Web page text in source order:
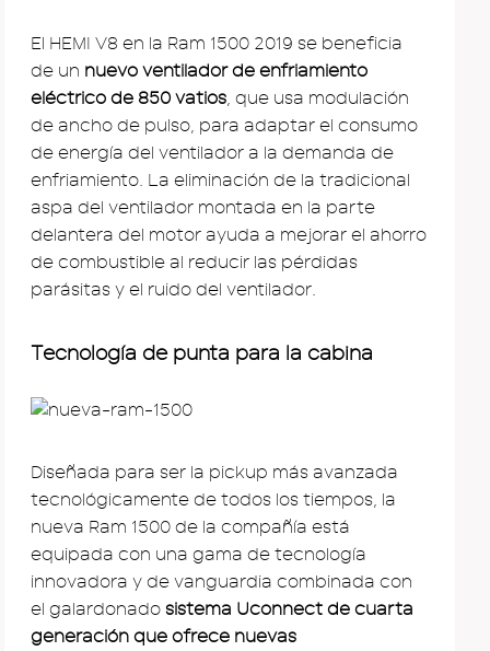
El HEMI V8 en la Ram 1500 2019 se beneficia
de un nuevo ventilador de enfriamiento
eléctrico de 850 vatios, que usa modulación
de ancho de pulso, para adaptar el consumo
de energía del ventilador a la demanda de
enfriamiento. La eliminación de la tradicional
aspa del ventilador montada en la parte
delantera del motor ayuda a mejorar el ahorro
de combustible al reducir las pérdidas
parásitas y el ruido del ventilador.
Tecnología de punta para la cabina
Diseñada para ser la pickup más avanzada
tecnológicamente de todos los tiempos, la
nueva Ram 1500 de la compañía está
equipada con una gama de tecnología
innovadora y de vanguardia combinada con
el galardonado sistema Uconnect de cuarta
generación que ofrece nuevas